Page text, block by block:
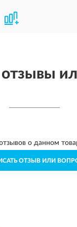
о данном
ОТЗЫВ ИЛИ